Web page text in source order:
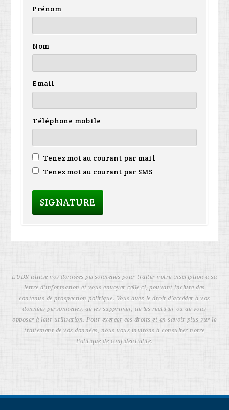
Prénom
Nom
Email
Téléphone mobile
Tenez moi au courant par mail
Tenez moi au courant par SMS
L'UDR utilise vos données personnelles pour traiter votre inscription à sa
lettre d’information et vous envoyer celle-ci, pouvant inclure des
contenus de prospection politique. Vous avez le droit d’accéder à vos
données personnelles, de les supprimer, de les rectifier ou de vous
opposer à leur utilisation. Pour exercer ces droits et en savoir plus sur le
traitement de vos données, nous vous invitons à consulter notre
Politique de confidentialité.